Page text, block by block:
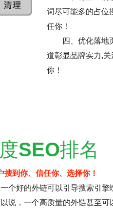
词尽可能多的占位
任你！
四、优化落地
道彰显品牌实力,
你！
SEO排名
搜到你、信任你、选择你！
个好的外链可以引导搜索引擎
说，一个高质量的外链甚至